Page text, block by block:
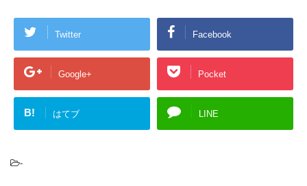
Twitter Facebook
Google+ Pocket
B! はてブ LINE
-